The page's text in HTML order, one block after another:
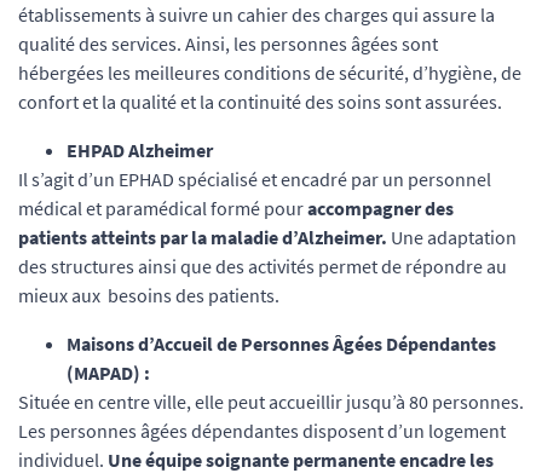
établissements à suivre un cahier des charges qui assure la
qualité des services. Ainsi, les personnes âgées sont
hébergées les meilleures conditions de sécurité, d’hygiène, de
confort et la qualité et la continuité des soins sont assurées.
EHPAD Alzheimer
Il s’agit d’un EPHAD spécialisé et encadré par un personnel
médical et paramédical formé pouraccompagner des
patients atteints par la maladie d’Alzheimer. Une adaptation
des structures ainsi que des activités permet de répondre au
mieux aux besoins des patients.
Maisons d’Accueil de Personnes Âgées Dépendantes
(MAPAD) :
Située en centre ville, elle peut accueillir jusqu’à 80 personnes.
Les personnes âgées dépendantes disposent d’un logement
individuel. Une équipe soignante permanente encadre les